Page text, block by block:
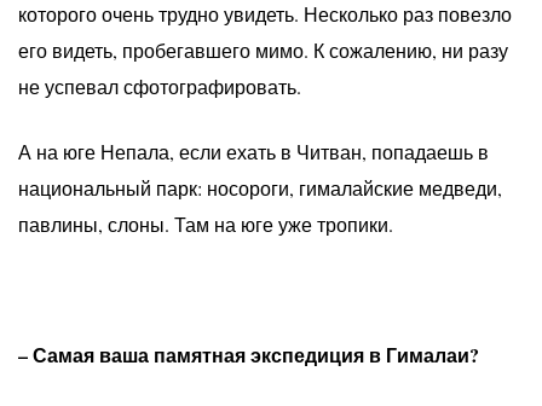
которого очень трудно увидеть. Несколько раз повезло
его видеть, пробегавшего мимо. К сожалению, ни разу
не успевал сфотографировать.
А на юге Непала, если ехать в Читван, попадаешь в
национальный парк: носороги, гималайские медведи,
павлины, слоны. Там на юге уже тропики.
– Самая ваша памятная экспедиция в Гималаи?